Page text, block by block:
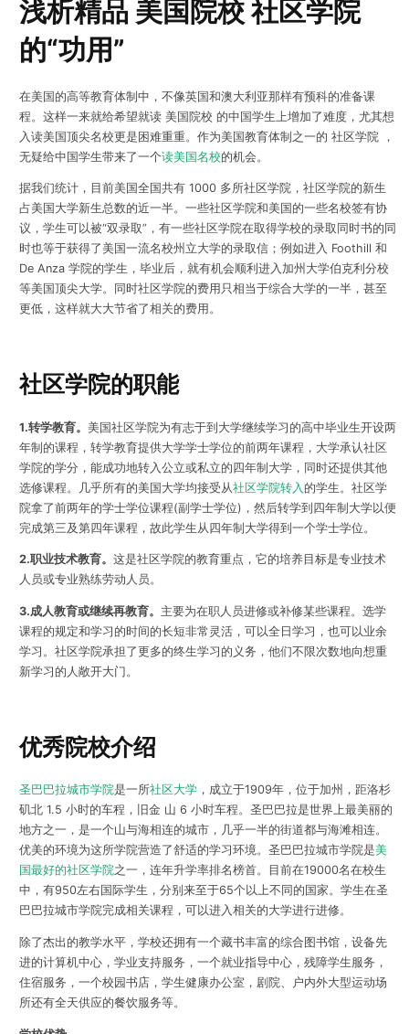
浅析精品 美国院校 社区学院
的“功用”
在美国的高等教育体制中，不像英国和澳大利亚那样有预科的准备课
程。这样一来就给希望就读 美国院校 的中国学生上增加了难度，尤其想
入读美国顶尖名校更是困难重重。作为美国教育体制之一的 社区学院 ，
无疑给中国学生带来了一个读美国名校的机会。
据我们统计，目前美国全国共有 1000 多所社区学院，社区学院的新生
占美国大学新生总数的近一半。一些社区学院和美国的一些名校签有协
议，学生可以被“双录取”，有一些社区学院在取得学校的录取同时书的同
时也等于获得了美国一流名校州立大学的录取信；例如进入 Foothill 和
De Anza 学院的学生，毕业后，就有机会顺利进入加州大学伯克利分校
等美国顶尖大学。同时社区学院的费用只相当于综合大学的一半，甚至
更低，这样就大大节省了相关的费用。
社区学院的职能
1.转学教育。 美国社区学院为有志于到大学继续学习的高中毕业生开设两
年制的课程，转学教育提供大学学士学位的前两年课程，大学承认社区
学院的学分，能成功地转入公立或私立的四年制大学，同时还提供其他
选修课程。几乎所有的美国大学均接受从社区学院转入 的学生。社区学
院拿了前两年的学士学位课程(副学士学位)，然后转学到四年制大学以便
完成第三及第四年课程，故此学生从四年制大学得到一个学士学位。
2.职业技术教育。 这是社区学院的教育重点，它的培养目标是专业技术
人员或专业熟练劳动人员。
3.成人教育或继续再教育。 主要为在职人员进修或补修某些课程。选学
课程的规定和学习的时间的长短非常灵活，可以全日学习，也可以业余
学习。社区学院承担了更多的终生学习的义务，他们不限次数地向想重
新学习的人敞开大门。
优秀院校介绍
圣巴巴拉城市学院是一所社区大学，成立于1909年，位于加州，距洛杉
矶北 1.5 小时的车程，旧金 山 6 小时车程。圣巴巴拉是世界上最美丽的
地方之一，是一个山与海相连的城市，几乎一半的街道都与海滩相连。
优美的环境为这所学院营造了舒适的学习环境。圣巴巴拉城市学院是美
国最好的社区学院之一，连年升学率排名榜首。目前在19000名在校生
中，有950左右国际学生，分别来至于65个以上不同的国家。学生在圣
巴巴拉城市学院完成相关课程，可以进入相关的大学进行进修。
除了杰出的教学水平，学校还拥有一个藏书丰富的综合图书馆，设备先
进的计算机中心，学业支持服务，一个就业指导中心，残障学生服务，
住宿服务，一个校园书店，学生健康办公室，剧院、户内外大型运动场
所还有全天供应的餐饮服务等。